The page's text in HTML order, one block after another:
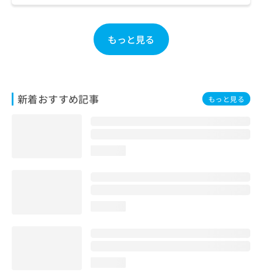
もっと見る
新着おすすめ記事 もっと見る
お
ち